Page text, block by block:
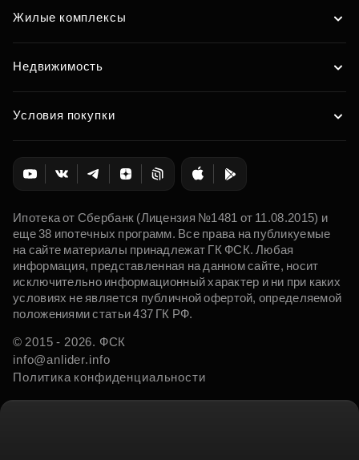
Жилые комплексы
Недвижимость
Условия покупки
Ипотека от Сбербанк (Лицензия №1481 от 11.08.2015) и
еще 38 ипотечных программ. Все права на публикуемые
на сайте материалы принадлежат ГК ФСК. Любая
информация, представленная на данном сайте, носит
исключительно информационный характер и ни при каких
условиях не является публичной офертой, определяемой
положениями статьи 437 ГК РФ.
© 2015 - 2026. ФСК
info@anlider.info
Политика конфиденциальности